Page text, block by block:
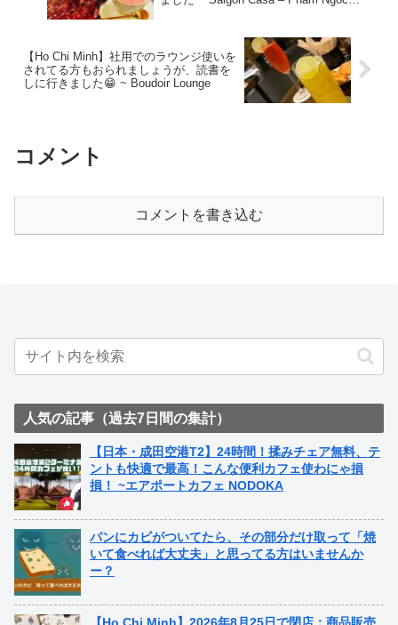
【Ho Chi Minh】社用でのラウンジ使いを
されてる方もおられましょうが、読書を
しに行きました😁 ~ Boudoir Lounge
コメント
コメントを書き込む
人気の記事（過去7日間の集計）
【日本・成田空港T2】24時間！揉みチェア無料、テ
ントも快適で最高！こんな便利カフェ使わにゃ損
損！ ~エアポートカフェ NODOKA
パンにカビがついてたら、その部分だけ取って「焼
いて食べれば大丈夫」と思ってる方はいませんか
ー？